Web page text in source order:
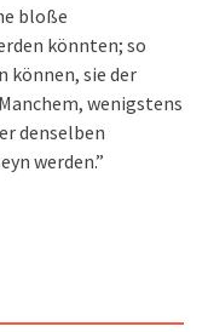
bloße
könnten; so
können, sie der
wenigstens
denselben
werden.”